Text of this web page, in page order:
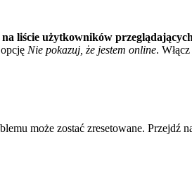
liście użytkowników
Nie pokazuj, że jestem online.
może zostać zresetowane. Przejdź